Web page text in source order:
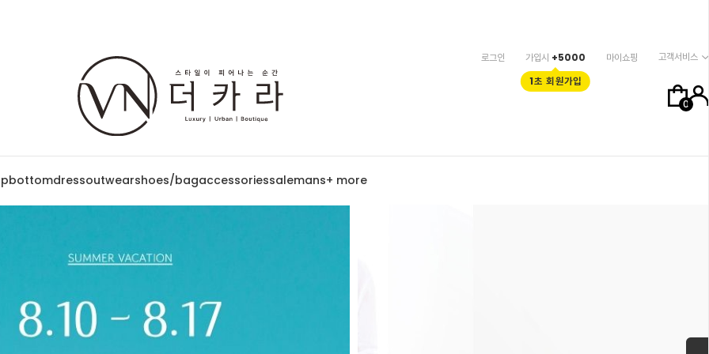
0
로그인 가입시 +5000
1초 회원가입
마이쇼핑 고객서비스
bottomdressoutwearshoes/bagaccessoriessalemans+ more